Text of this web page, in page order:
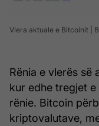
Vlera aktuale e Bitcoinit |
Rënia e vlerës së
kur edhe tregjet
rënie. Bitcoin
kriptovalutave,